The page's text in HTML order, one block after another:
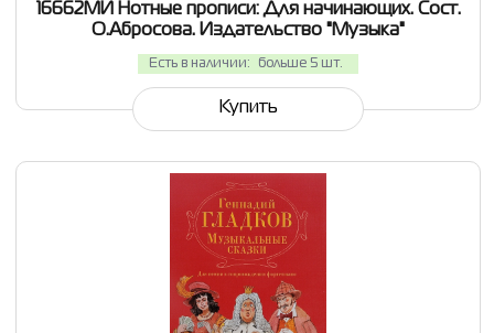
16662МИ Нотные прописи: Для начинающих. Сост.
О.Абросова. Издательство "Музыка"
Есть в наличии: больше 5 шт.
Купить